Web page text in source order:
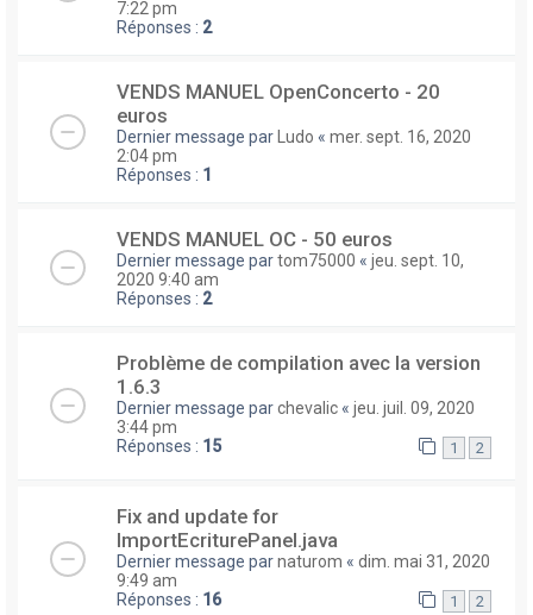
7:22 pm
Réponses : 2
VENDS MANUEL OpenConcerto - 20
euros
Dernier message parLudo « mer. sept. 16, 2020
2:04 pm
Réponses : 1
VENDS MANUEL OC - 50 euros
Dernier message partom75000 « jeu. sept. 10,
2020 9:40 am
Réponses : 2
Problème de compilation avec la version
1.6.3
Dernier message parchevalic « jeu. juil. 09, 2020
3:44 pm
Réponses : 15 1 2
Fix and update for
ImportEcriturePanel.java
Dernier message parnaturom « dim. mai 31, 2020
9:49 am
Réponses : 16 1 2